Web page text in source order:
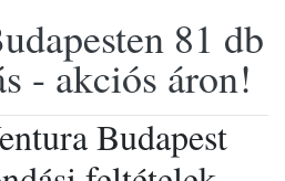
81 db
- akciós áron!
Budapest